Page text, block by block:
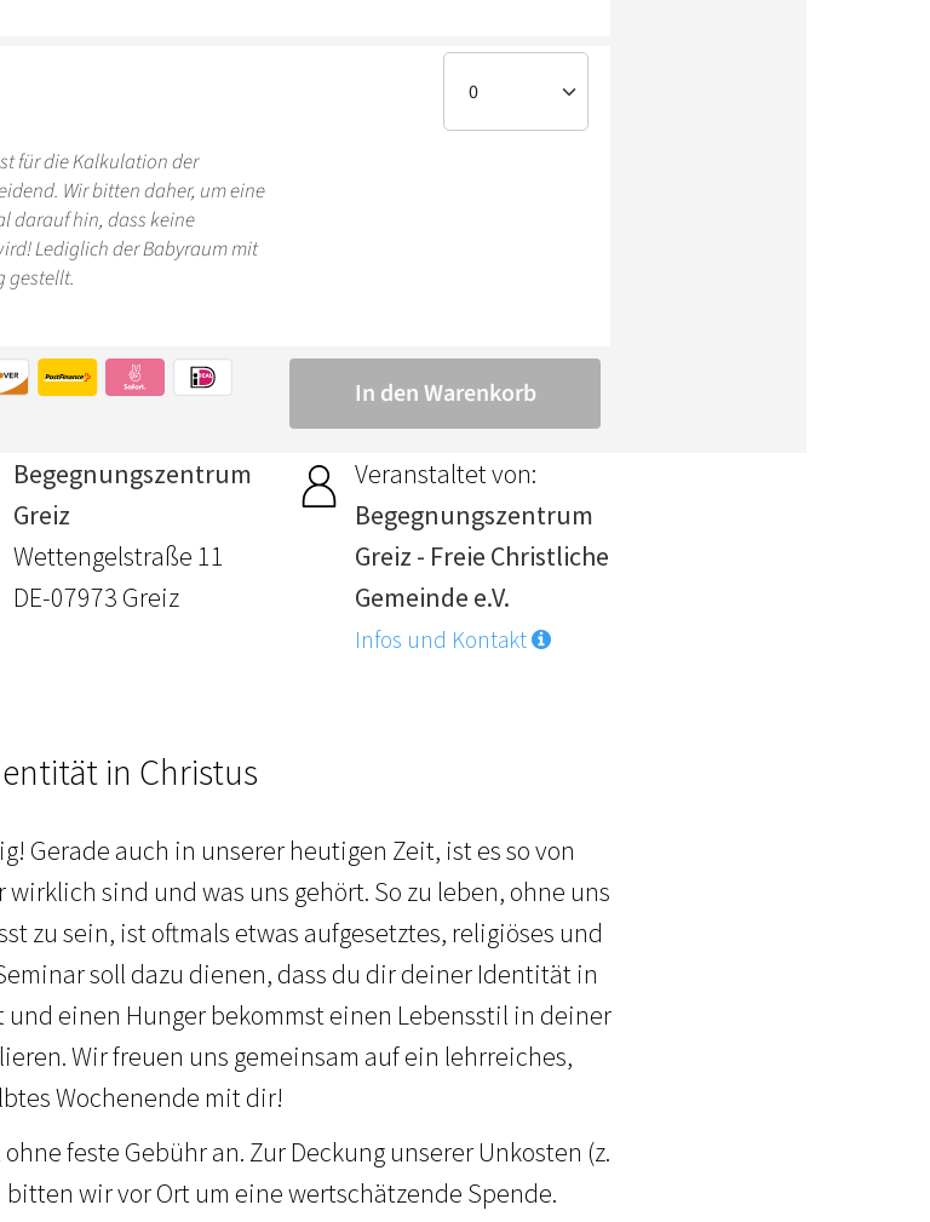
Begegnungszentrum
Greiz
Wettengelstraße 11
DE-07973 Greiz
Veranstaltet von:
Begegnungszentrum
Greiz - Freie Christliche
Gemeinde e.V.
Infos und Kontakt
in Christus
Gerade auch in unserer heutigen Zeit, ist es so von
sind und was uns gehört. So zu leben, ohne uns
zu sein, ist oftmals etwas aufgesetztes, religiöses und
soll dazu dienen, dass du dir deiner Identität in
einen Hunger bekommst einen Lebensstil in deiner
Wir freuen uns gemeinsam auf ein lehrreiches,
Wochenende mit dir!
feste Gebühr an. Zur Deckung unserer Unkosten (z.
bitten wir vor Ort um eine wertschätzende Spende.